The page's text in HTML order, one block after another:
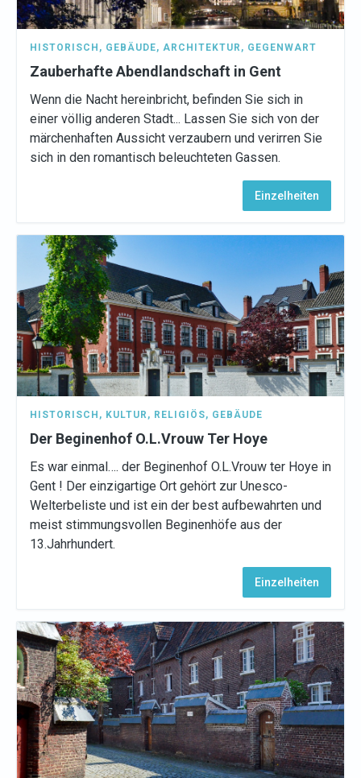
HISTORISCH , GEBÄUDE, ARCHITEKTUR , GEGENWART
Zauberhafte Abendlandschaft in Gent
Wenn die Nacht hereinbricht, befinden Sie sich in
einer völlig anderen Stadt... Lassen Sie sich von der
märchenhaften Aussicht verzaubern und verirren Sie
sich in den romantisch beleuchteten Gassen.
Einzelheiten
HISTORISCH , KULTUR , RELIGIÖS, GEBÄUDE
Der Beginenhof O.L.Vrouw Ter Hoye
Es war einmal…. der Beginenhof O.L.Vrouw ter Hoye in
Gent ! Der einzigartige Ort gehört zur Unesco-
Welterbeliste und ist ein der best aufbewahrten und
meist stimmungsvollen Beginenhöfe aus der
13.Jahrhundert.
Einzelheiten